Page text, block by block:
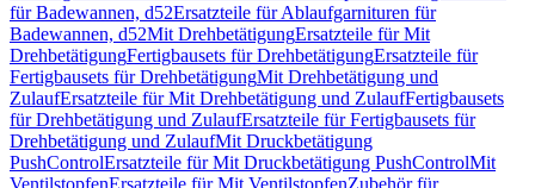
für Badewannen, d52Ersatzteile für Ablaufgarnituren für
Badewannen, d52Mit DrehbetätigungErsatzteile für Mit
DrehbetätigungFertigbausets für DrehbetätigungErsatzteile für
Fertigbausets für DrehbetätigungMit Drehbetätigung und
ZulaufErsatzteile für Mit Drehbetätigung und ZulaufFertigbausets
für Drehbetätigung und ZulaufErsatzteile für Fertigbausets für
Drehbetätigung und ZulaufMit Druckbetätigung
PushControlErsatzteile für Mit Druckbetätigung PushControlMit
VentilstopfenErsatzteile für Mit VentilstopfenZubehör für